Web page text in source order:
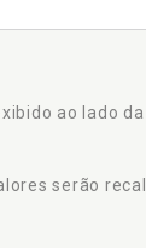
ao lado
serão